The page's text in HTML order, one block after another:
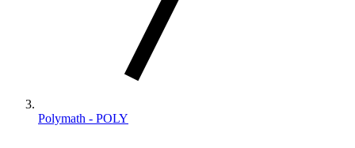
Polymath - POLY